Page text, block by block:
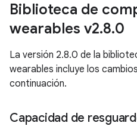
Biblioteca de
wearables v2.8.0
La versión 2.8.0 de la
wearables incluye los
continuación.
Capacidad de